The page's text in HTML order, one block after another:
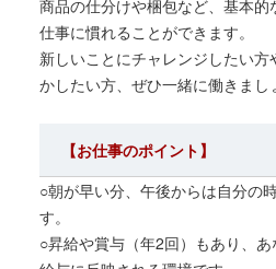
商品の仕分けや梱包など、基本
仕事に慣れることができます。
新しいことにチャレンジしたい
かしたい方、ぜひ一緒に働きまし
【お仕事のポイント】
○朝が早い分、午後からは自分の
す。
○昇給や賞与（年2回）もあり、